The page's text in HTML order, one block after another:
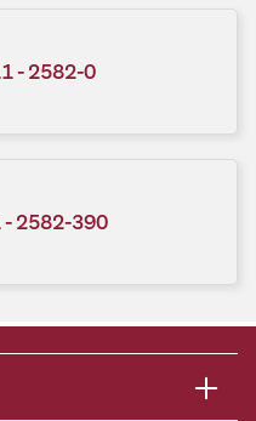
- 2582-0
- 2582-390